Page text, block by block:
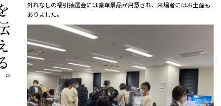
外れなしの福引抽選会には豪華景品が用意され、来場者にはお土産も
ありました。